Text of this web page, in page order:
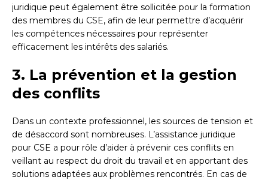
juridique peut également être sollicitée pour la formation
des membres du CSE, afin de leur permettre d’acquérir
les compétences nécessaires pour représenter
efficacement les intérêts des salariés.
3. La prévention et la gestion
des conflits
Dans un contexte professionnel, les sources de tension et
de désaccord sont nombreuses. L’assistance juridique
pour CSE a pour rôle d’aider à prévenir ces conflits en
veillant au respect du droit du travail et en apportant des
solutions adaptées aux problèmes rencontrés. En cas de